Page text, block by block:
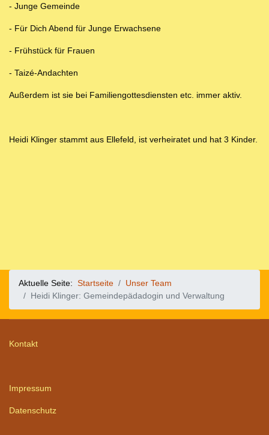
- Junge Gemeinde
- Für Dich Abend für Junge Erwachsene
- Frühstück für Frauen
- Taizé-Andachten
Außerdem ist sie bei Familiengottesdiensten etc. immer aktiv.
Heidi Klinger stammt aus Ellefeld, ist verheiratet und hat 3 Kinder.
Aktuelle Seite: Startseite
Unser Team
Heidi Klinger: Gemeindepädadogin und Verwaltung
Kontakt
Impressum
Datenschutz